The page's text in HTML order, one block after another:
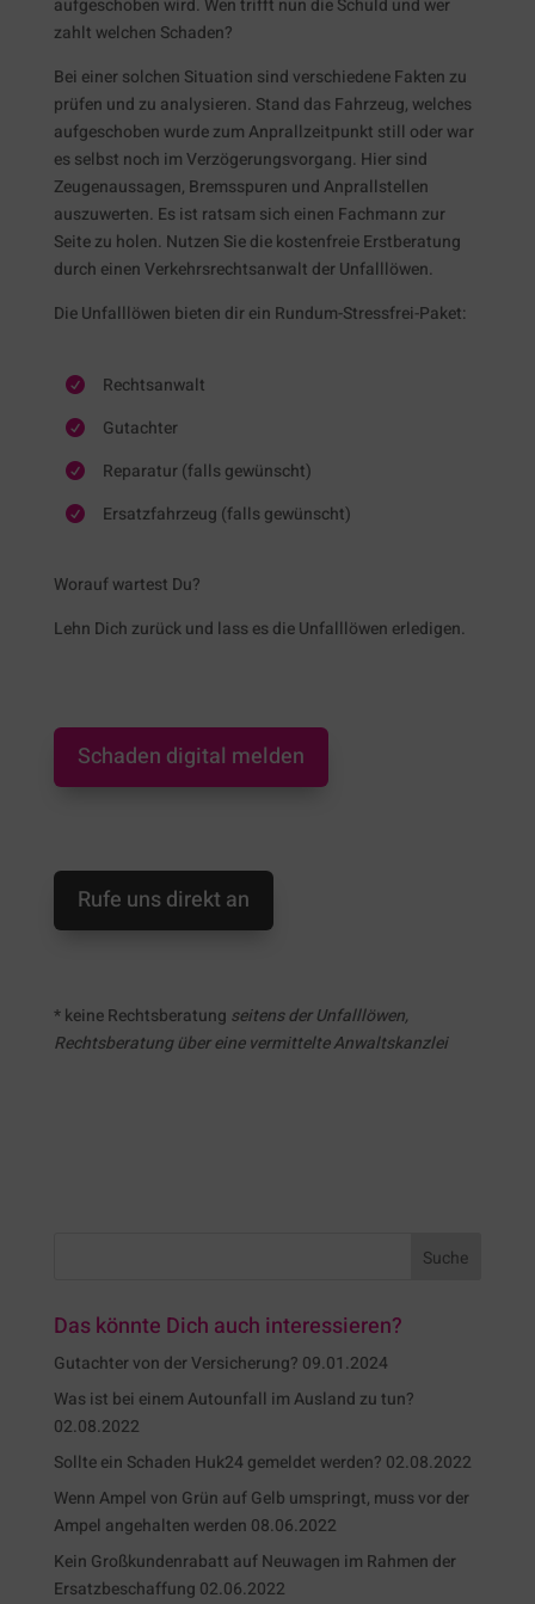
aufgeschoben wird. Wen trifft nun die Schuld und wer
zahlt welchen Schaden?
Bei einer solchen Situation sind verschiedene Fakten zu
prüfen und zu analysieren. Stand das Fahrzeug, welches
aufgeschoben wurde zum Anprallzeitpunkt still oder war
es selbst noch im Verzögerungsvorgang. Hier sind
Zeugenaussagen, Bremsspuren und Anprallstellen
auszuwerten. Es ist ratsam sich einen Fachmann zur
Seite zu holen. Nutzen Sie die kostenfreie Erstberatung
durch einen Verkehrsrechtsanwalt der Unfalllöwen.
Die Unfalllöwen bieten dir ein Rundum-Stressfrei-Paket:
 Rechtsanwalt
 Gutachter
 Reparatur (falls gewünscht)
 Ersatzfahrzeug (falls gewünscht)
Worauf wartest Du?
Lehn Dich zurück und lass es die Unfalllöwen erledigen.
Schaden digital melden
Rufe uns direkt an
* keine Rechtsberatung seitens der Unfalllöwen,
Rechtsberatung über eine vermittelte Anwaltskanzlei
Das könnte Dich auch interessieren?
Gutachter von der Versicherung? 09.01.2024
Was ist bei einem Autounfall im Ausland zu tun?
02.08.2022
Sollte ein Schaden Huk24 gemeldet werden? 02.08.2022
Wenn Ampel von Grün auf Gelb umspringt, muss vor der
Ampel angehalten werden 08.06.2022
Kein Großkundenrabatt auf Neuwagen im Rahmen der
Ersatzbeschaffung 02.06.2022